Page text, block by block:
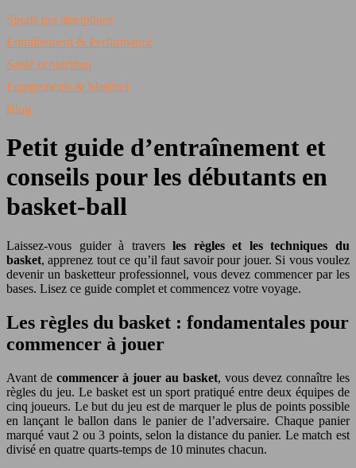
Sports par disciplines
Entraînement & Performance
Santé et nutrition
Équipements & Matériel
Blog
Petit guide d’entraînement et
conseils pour les débutants en
basket-ball
Laissez-vous guider à traversles règles et les techniques du
basket, apprenez tout ce qu’il faut savoir pour jouer. Si vous voulez
devenir un basketteur professionnel, vous devez commencer par les
bases. Lisez ce guide complet et commencez votre voyage.
Les règles du basket : fondamentales pour
commencer à jouer
Avant de commencer à jouer au basket, vous devez connaître les
règles du jeu. Le basket est un sport pratiqué entre deux équipes de
cinq joueurs. Le but du jeu est de marquer le plus de points possible
en lançant le ballon dans le panier de l’adversaire. Chaque panier
marqué vaut 2 ou 3 points, selon la distance du panier. Le match est
divisé en quatre quarts-temps de 10 minutes chacun.